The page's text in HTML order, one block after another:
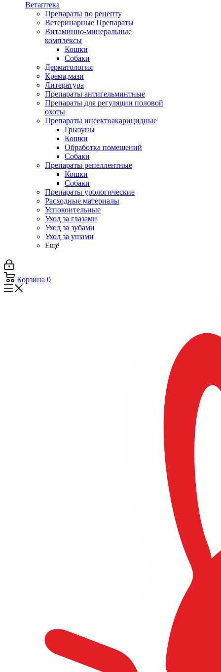
Ветаптека
Препараты по рецепту
Ветеринарные Препараты
Витаминно-минеральные
комплексы
Кошки
Собаки
Дерматология
Крема,мази
Литература
Препараты антигельминтные
Препараты для регуляции половой
охоты
Препараты инсектоакарицидные
Грызуны
Кошки
Обработка помещений
Собаки
Препараты репеллентные
Кошки
Собаки
Препараты урологические
Расходные материалы
Успокоительные
Уход за глазами
Уход за зубами
Уход за ушами
Ещё
Корзина 0